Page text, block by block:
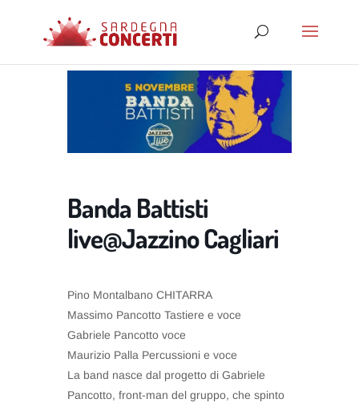
Banda Battisti
live@Jazzino Cagliari
Pino Montalbano CHITARRA
Massimo Pancotto Tastiere e voce
Gabriele Pancotto voce
Maurizio Palla Percussioni e voce
La band nasce dal progetto di Gabriele
Pancotto, front-man del gruppo, che spinto